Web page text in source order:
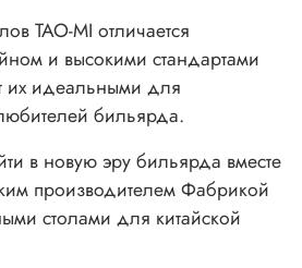
TAO-MI отличается
и высокими стандартами
их идеальными для
бильярда.
в новую эру бильярда вместе
производителем Фабрикой
столами для китайской